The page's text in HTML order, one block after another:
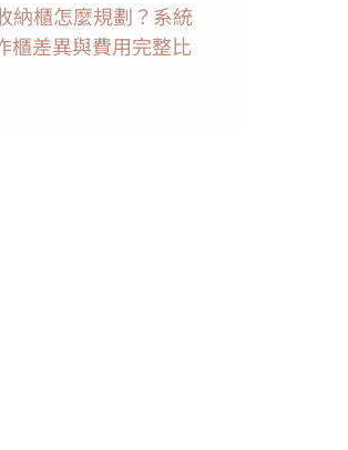
納櫃怎麼規劃？系統
櫃差異與費用完整比